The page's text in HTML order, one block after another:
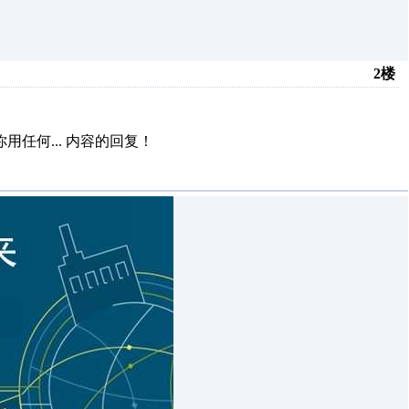
2楼
用任何... 内容的回复！